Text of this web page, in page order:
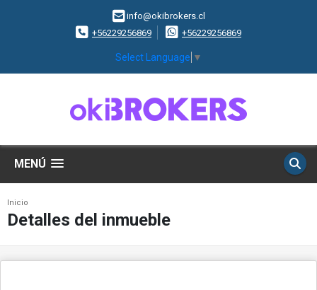
info@okibrokers.cl
+56229256869
+56229256869
Select Language ▼
MENÚ
Inicio
Detalles del inmueble